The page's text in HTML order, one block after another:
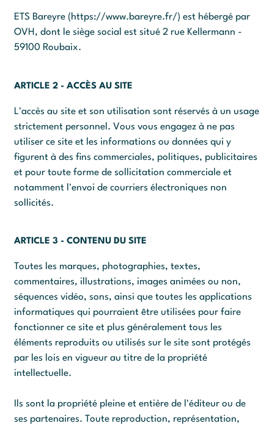
ETS Bareyre (https://www.bareyre.fr/) est hébergé par
OVH, dont le siège social est situé 2 rue Kellermann -
59100 Roubaix.
ARTICLE 2 - ACCÈS AU SITE
L'accès au site et son utilisation sont réservés à un usage
strictement personnel. Vous vous engagez à ne pas
utiliser ce site et les informations ou données qui y
figurent à des fins commerciales, politiques, publicitaires
et pour toute forme de sollicitation commerciale et
notamment l'envoi de courriers électroniques non
sollicités.
ARTICLE 3 - CONTENU DU SITE
Toutes les marques, photographies, textes,
commentaires, illustrations, images animées ou non,
séquences vidéo, sons, ainsi que toutes les applications
informatiques qui pourraient être utilisées pour faire
fonctionner ce site et plus généralement tous les
éléments reproduits ou utilisés sur le site sont protégés
par les lois en vigueur au titre de la propriété
intellectuelle.
Ils sont la propriété pleine et entière de l'éditeur ou de
ses partenaires. Toute reproduction, représentation,